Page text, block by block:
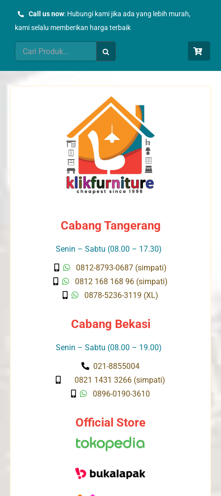
Call us now: Hubungi kami jika ada yang lebih murah,
kami selalu memberikan harga terbaik
Search
for:
Cabang Tangerang
Senin – Sabtu (08.00 – 17.30)
0812-8793-0687 (simpati)
0812 168 168 96 (simpati)
0878-5236-3119 (XL)
Cabang Bekasi
Senin – Sabtu (08.00 – 19.00)
021-8855004
0821 1431 3266 (simpati)
0896-0190-3610
Official Store